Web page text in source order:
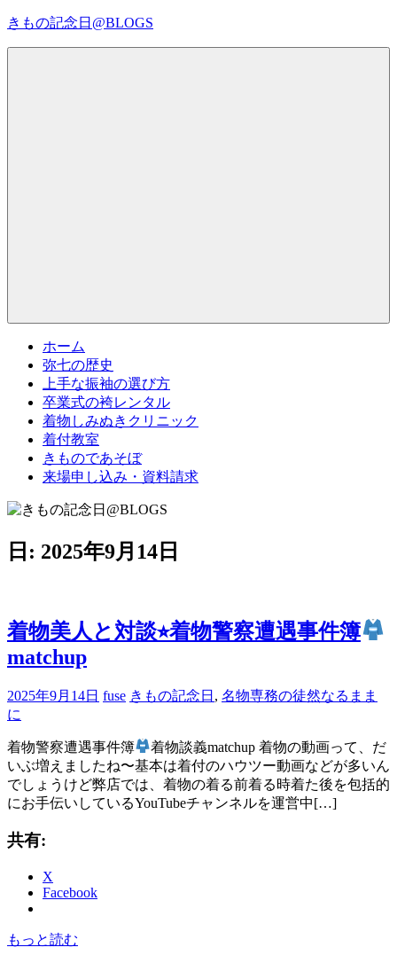
コ
きもの記念日@BLOGS
す。
ホーム
弥七の歴史
上手な振袖の選び方
卒業式の袴レンタル
着物しみぬきクリニック
着付教室
きものであそぼ
来場申し込み・資料請求
日: 2025年9月14日
着物美人と対談⭐︎着物警察遭遇事件簿
matchup
2025年9月14日 fuse きもの記念日 , 名物専務の徒然なるまま
に
着物警察遭遇事件簿
着物談義matchup 着物の動画って、だ
いぶ増えましたね〜基本は着付のハウツー動画などが多いん
でしょうけど弊店では、着物の着る前着る時着た後を包括的
にお手伝いしているYouTubeチャンネルを運営中[…]
共有:
X
Facebook
もっと読む